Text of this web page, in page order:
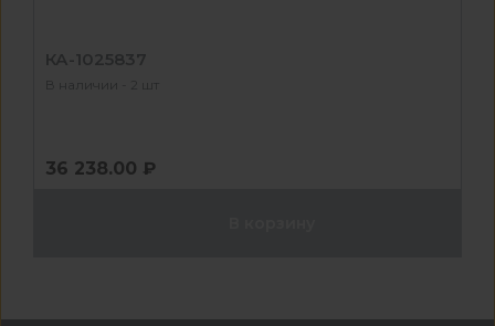
КА-1025837
В наличии - 2 шт
36 238.00 ₽